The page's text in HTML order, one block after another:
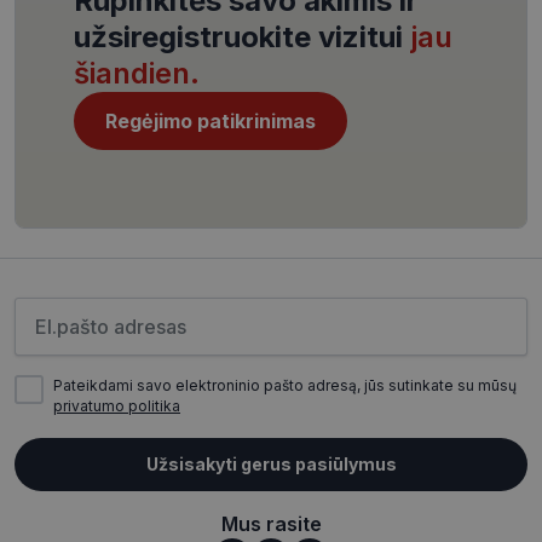
užsiregistruokite vizitui jau
šiandien.
Regėjimo patikrinimas
Pateikdami savo elektroninio pašto adresą, jūs sutinkate su mūsų
privatumo politika
Užsisakyti gerus pasiūlymus
Mus rasite
CookieScriptConsent
CookieScript
www.visionexpress.lt
_tt_enable_cookie .visionexpress.lt
2 mėnesiai
4 savaitės